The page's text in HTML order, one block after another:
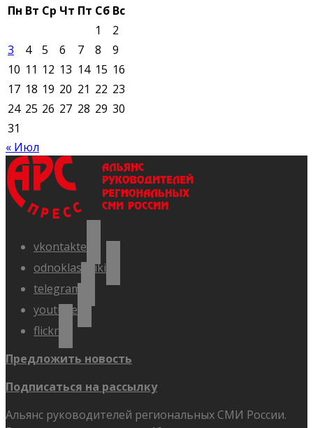
Пн Вт Ср Чт Пт Сб Вс
1
2
3
4 5 6 7 8
9
10 11 12 13 14 15 16
17 18 19 20 21 22 23
24 25 26 27 28 29 30
31
« Июл
vkontakte
odnoklassniki
telegram
youtube
flickr
Предложить новость
Подписаться на рассылку
Альянс руководителей региональных СМИ России.